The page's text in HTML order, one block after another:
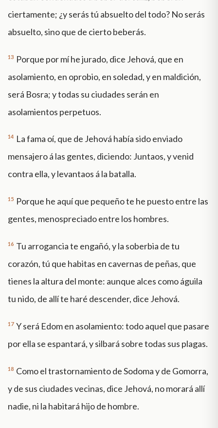
ciertamente; ¿y serás tú absuelto del todo? No serás
absuelto, sino que de cierto beberás.
13 Porque por mí he jurado, dice Jehová, que en
asolamiento, en oprobio, en soledad, y en maldición,
será Bosra; y todas su ciudades serán en
asolamientos perpetuos.
14 La fama oí, que de Jehová había sido enviado
mensajero á las gentes, diciendo: Juntaos, y venid
contra ella, y levantaos á la batalla.
15 Porque he aquí que pequeño te he puesto entre las
gentes, menospreciado entre los hombres.
16 Tu arrogancia te engañó, y la soberbia de tu
corazón, tú que habitas en cavernas de peñas, que
tienes la altura del monte: aunque alces como águila
tu nido, de allí te haré descender, dice Jehová.
17 Y será Edom en asolamiento: todo aquel que pasare
por ella se espantará, y silbará sobre todas sus plagas.
18 Como el trastornamiento de Sodoma y de Gomorra,
y de sus ciudades vecinas, dice Jehová, no morará allí
nadie, ni la habitará hijo de hombre.